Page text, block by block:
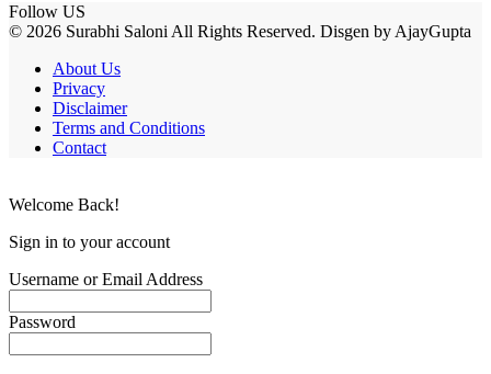
Follow US
© 2026 Surabhi Saloni All Rights Reserved. Disgen by AjayGupta
About Us
Privacy
Disclaimer
Terms and Conditions
Contact
Welcome Back!
Sign in to your account
Username or Email Address
Password